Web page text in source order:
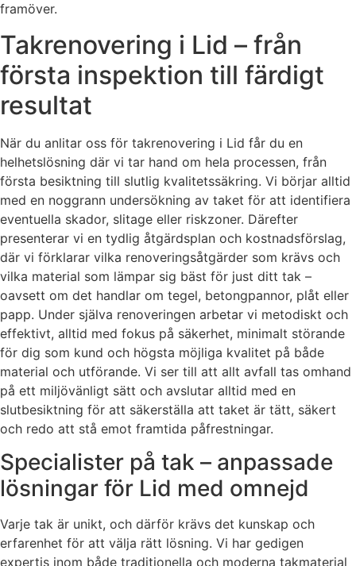
framöver.
Takrenovering i Lid – från
första inspektion till färdigt
resultat
När du anlitar oss för takrenovering i Lid får du en
helhetslösning där vi tar hand om hela processen, från
första besiktning till slutlig kvalitetssäkring. Vi börjar alltid
med en noggrann undersökning av taket för att identifiera
eventuella skador, slitage eller riskzoner. Därefter
presenterar vi en tydlig åtgärdsplan och kostnadsförslag,
där vi förklarar vilka renoveringsåtgärder som krävs och
vilka material som lämpar sig bäst för just ditt tak –
oavsett om det handlar om tegel, betongpannor, plåt eller
papp. Under själva renoveringen arbetar vi metodiskt och
effektivt, alltid med fokus på säkerhet, minimalt störande
för dig som kund och högsta möjliga kvalitet på både
material och utförande. Vi ser till att allt avfall tas omhand
på ett miljövänligt sätt och avslutar alltid med en
slutbesiktning för att säkerställa att taket är tätt, säkert
och redo att stå emot framtida påfrestningar.
Specialister på tak – anpassade
lösningar för Lid med omnejd
Varje tak är unikt, och därför krävs det kunskap och
erfarenhet för att välja rätt lösning. Vi har gedigen
expertis inom både traditionella och moderna takmaterial